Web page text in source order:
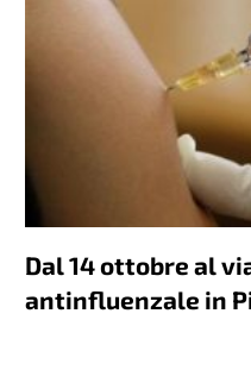
Dal 14 ottobre al
antinfluenzale in